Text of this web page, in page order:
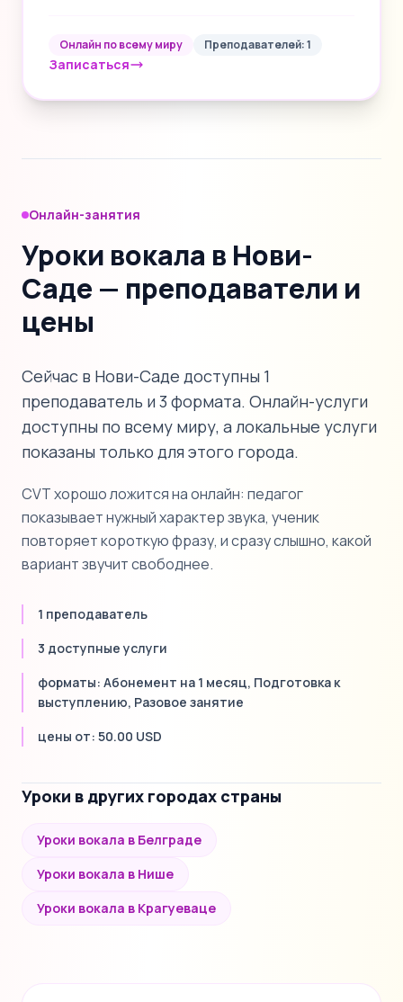
Онлайн по всему миру Преподавателей: 1
Записаться
Онлайн-занятия
Уроки вокала в Нови-
Саде — преподаватели и
цены
Сейчас в Нови-Саде доступны 1
преподаватель и 3 формата. Онлайн-услуги
доступны по всему миру, а локальные услуги
показаны только для этого города.
CVT хорошо ложится на онлайн: педагог
показывает нужный характер звука, ученик
повторяет короткую фразу, и сразу слышно, какой
вариант звучит свободнее.
1 преподаватель
3 доступные услуги
форматы: Абонемент на 1 месяц, Подготовка к
выступлению, Разовое занятие
цены от: 50.00 USD
Уроки в других городах страны
Уроки вокала в Белграде
Уроки вокала в Нише
Уроки вокала в Крагуеваце